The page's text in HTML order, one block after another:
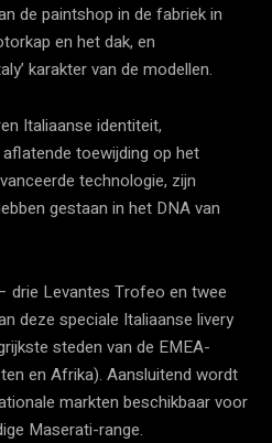
de paintshop in de fabriek in
en het dak, en
karakter van de modellen.
Italiaanse identiteit,
toewijding op het
technologie, zijn
gestaan in het DNA van
drie Levantes Trofeo en twee
deze speciale Italiaanse livery
steden van de EMEA-
en Afrika). Aansluitend wordt
markten beschikbaar voor
Maserati-range.